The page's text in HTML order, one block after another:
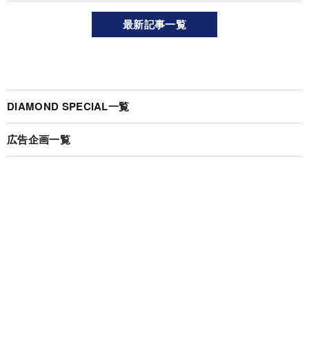
最新記事一覧
DIAMOND SPECIAL一覧
広告企画一覧